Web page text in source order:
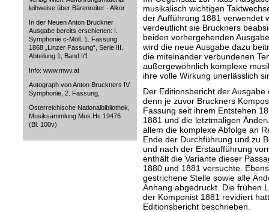
leihweise über Bärenreiter · Alkor
In der Neuen Anton Bruckner
Ausgabe bereits erschienen: I.
Symphonie c-Moll. 1. Fassung
1868 „Linzer Fassung“, Serie III,
Abteilung 1, Band I/1
Info: www.mwv.at
Autograph von Anton Bruckners IV.
Symphonie, 2. Fassung,
Österreichische Nationalbibliothek,
Musiksammlung Mus.Hs.19476
(Bl. 100v)
musikalisch wichtigen
der Aufführung 1881 verwendet
verdeutlicht sie Bruckners
beiden vorhergehenden
wird die neue Ausgabe dazu
die miteinander verbundenen
außergewöhnlich komplexe
ihre volle Wirkung unerlässlich
Der Editionsbericht der
denn je zuvor Bruckners
Fassung seit ihrem Entstehen
1881 und die letztmaligen
allem die komplexe Abfolge an
Ende der Durchführung und zu
und nach der Erstaufführung
enthält die Variante dieser
1880 und 1881 versuchte.
gestrichene Stelle sowie alle
Anhang abgedruckt. Die frühen
der Komponist 1881 revidiert
Editionsbericht beschrieben.